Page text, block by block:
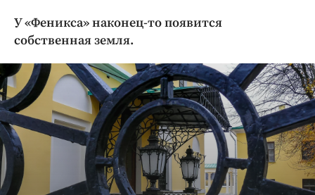
Культура
Образование
Общество
Погода
Праздники
Происшествия
Спорт
У «Феникса» наконец-то появится
собственная земля.